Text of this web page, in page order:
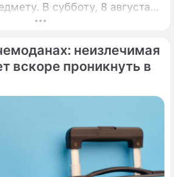
В субботу, 8 августа,
молитвенно чтит
и Ермократа, иереев
неизлечимая
вскоре проникнуть в